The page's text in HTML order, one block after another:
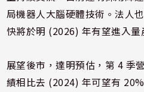
局機器人大腦硬體技術。法人
快將於明 (2026) 年有望進入量
展望後市，達明預估，第 4 季
績相比去 (2024) 年可望有